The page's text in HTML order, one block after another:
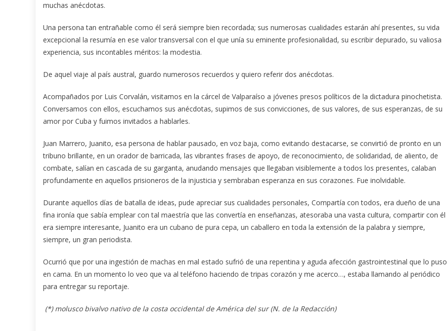
muchas anécdotas.
Una persona tan entrañable como él será siempre bien recordada; sus numerosas cualidades estarán ahí presentes, su vida
excepcional la resumía en ese valor transversal con el que unía su eminente profesionalidad, su escribir depurado, su valiosa
experiencia, sus incontables méritos: la modestia.
De aquel viaje al país austral, guardo numerosos recuerdos y quiero referir dos anécdotas.
Acompañados por Luis Corvalán, visitamos en la cárcel de Valparaíso a jóvenes presos políticos de la dictadura pinochetista.
Conversamos con ellos, escuchamos sus anécdotas, supimos de sus convicciones, de sus valores, de sus esperanzas, de su
amor por Cuba y fuimos invitados a hablarles.
Juan Marrero, Juanito, esa persona de hablar pausado, en voz baja, como evitando destacarse, se convirtió de pronto en un
tribuno brillante, en un orador de barricada, las vibrantes frases de apoyo, de reconocimiento, de solidaridad, de aliento, de
combate, salían en cascada de su garganta, anudando mensajes que llegaban visiblemente a todos los presentes, calaban
profundamente en aquellos prisioneros de la injusticia y sembraban esperanza en sus corazones. Fue inolvidable.
Durante aquellos días de batalla de ideas, pude apreciar sus cualidades personales, Compartía con todos, era dueño de una
fina ironía que sabía emplear con tal maestría que las convertía en enseñanzas, atesoraba una vasta cultura, compartir con él
era siempre interesante, Juanito era un cubano de pura cepa, un caballero en toda la extensión de la palabra y siempre,
siempre, un gran periodista.
Ocurrió que por una ingestión de machas en mal estado sufrió de una repentina y aguda afección gastrointestinal que lo puso
en cama. En un momento lo veo que va al teléfono haciendo de tripas corazón y me acerco…, estaba llamando al periódico
para entregar su reportaje.
(*) molusco bivalvo nativo de la costa occidental de América del sur (N. de la Redacción)